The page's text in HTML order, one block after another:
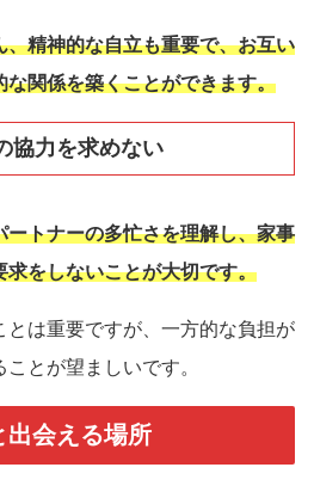
、精神的な自立も重要で、お互い
な関係を築くことができます。
協力を求めない
ートナーの多忙さを理解し、家事
求をしないことが大切です。
とは重要ですが、一方的な負担が
とが望ましいです。
出会える場所